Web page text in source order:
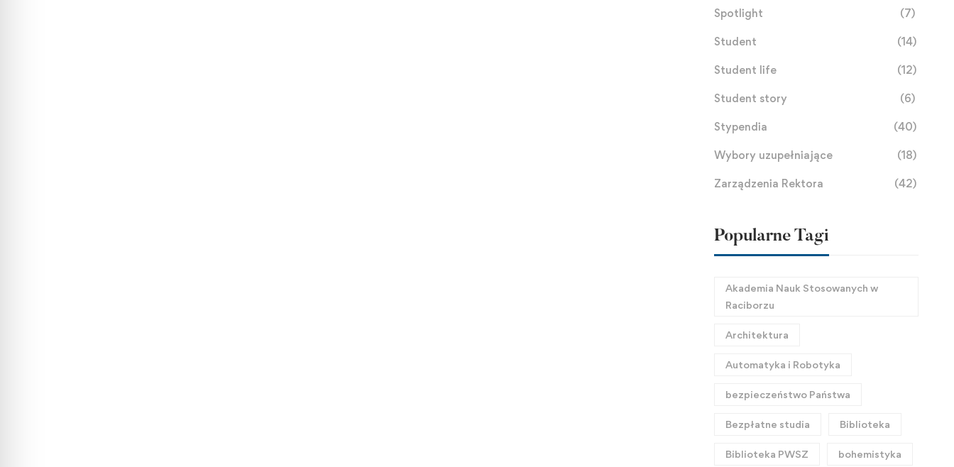
Spotlight (7)
Student (14)
Student life (12)
Student story (6)
Stypendia (40)
Wybory uzupełniające (18)
Zarządzenia Rektora (42)
Popularne Tagi
Akademia Nauk Stosowanych w
Raciborzu
Architektura
Automatyka i Robotyka
bezpieczeństwo Państwa
Bezpłatne studia Biblioteka
Biblioteka PWSZ bohemistyka